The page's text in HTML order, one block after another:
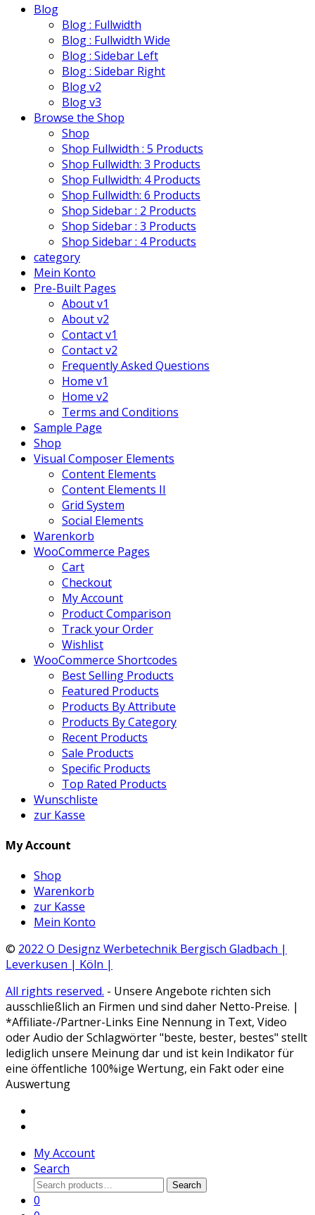
Blog
Blog : Fullwidth
Blog : Fullwidth Wide
Blog : Sidebar Left
Blog : Sidebar Right
Blog v2
Blog v3
Browse the Shop
Shop
Shop Fullwidth : 5 Products
Shop Fullwidth: 3 Products
Shop Fullwidth: 4 Products
Shop Fullwidth: 6 Products
Shop Sidebar : 2 Products
Shop Sidebar : 3 Products
Shop Sidebar : 4 Products
category
Mein Konto
Pre-Built Pages
About v1
About v2
Contact v1
Contact v2
Frequently Asked Questions
Home v1
Home v2
Terms and Conditions
Sample Page
Shop
Visual Composer Elements
Content Elements
Content Elements II
Grid System
Social Elements
Warenkorb
WooCommerce Pages
Cart
Checkout
My Account
Product Comparison
Track your Order
Wishlist
WooCommerce Shortcodes
Best Selling Products
Featured Products
Products By Attribute
Products By Category
Recent Products
Sale Products
Specific Products
Top Rated Products
Wunschliste
zur Kasse
My Account
Shop
Warenkorb
zur Kasse
Mein Konto
© 2022 O Designz Werbetechnik Bergisch Gladbach |
Leverkusen | Köln |
All rights reserved. - Unsere Angebote richten sich
ausschließlich an Firmen und sind daher Netto-Preise. |
*Affiliate-/Partner-Links Eine Nennung in Text, Video
oder Audio der Schlagwörter "beste, bester, bestes" stellt
lediglich unsere Meinung dar und ist kein Indikator für
eine öffentliche 100%ige Wertung, ein Fakt oder eine
Auswertung
My Account
Search
Search
for:
Search
0